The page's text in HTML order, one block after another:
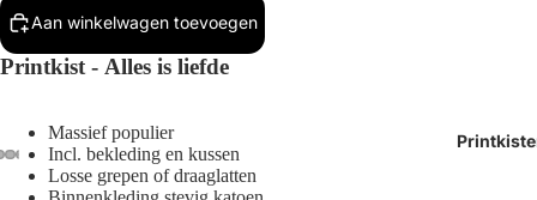
Afbeelding
Afbeelding
Afbeelding
Afbeelding
Afbeelding
Afbeelding
Afbeelding
Aan winkelwagen toevoegen
Printkist - Alles is liefde
Massief populier
Incl. bekleding en kussen
Losse grepen of draaglatten